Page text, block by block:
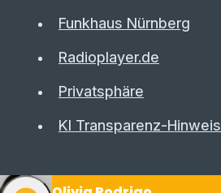
Funkhaus Nürnberg
Radioplayer.de
Privatsphäre
KI Transparenz-Hinweis